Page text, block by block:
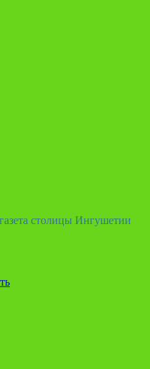
столицы Ингушетии